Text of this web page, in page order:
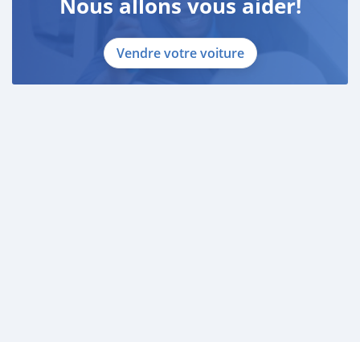
Vendre votre voiture